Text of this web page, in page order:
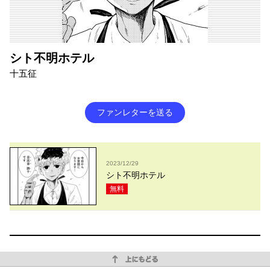
シト不明ホテル
十五征
ファンレターを送る
2023/12/29
シト不明ホテル
無料